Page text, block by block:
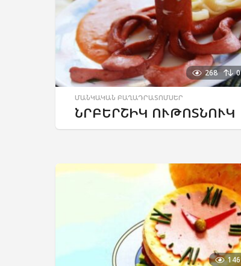
268 0
ՄԱՆԿԱԿԱՆ ԲԱՂԱԴՐԱՏՈՄՍԵՐ
ՆՐԲԵՐՇԻԿ ՈՒԹՈՏՆՈՒԿ
146